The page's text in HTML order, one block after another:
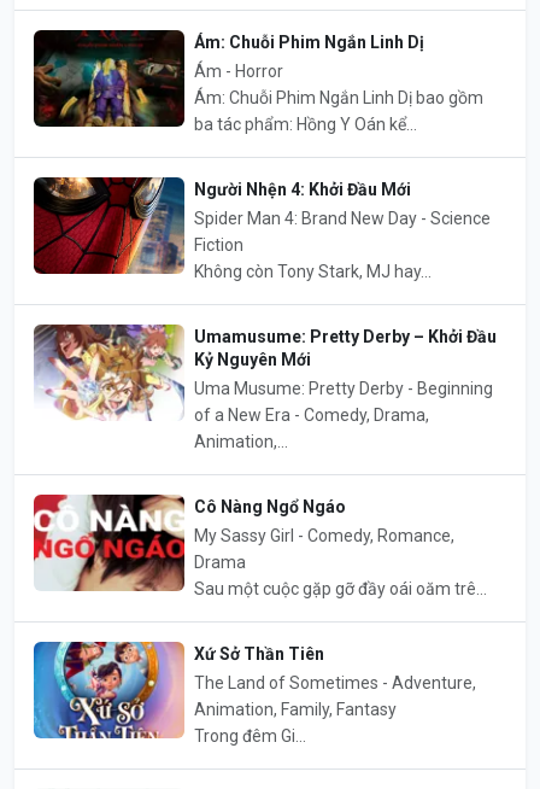
Ám: Chuỗi Phim Ngắn Linh Dị
Ám - Horror
Ám: Chuỗi Phim Ngắn Linh Dị bao gồm
ba tác phẩm: Hồng Y Oán kể...
Người Nhện 4: Khởi Đầu Mới
Spider Man 4: Brand New Day - Science
Fiction
Không còn Tony Stark, MJ hay...
Umamusume: Pretty Derby – Khởi Đầu
Kỷ Nguyên Mới
Uma Musume: Pretty Derby - Beginning
of a New Era - Comedy, Drama,
Animation,...
Cô Nàng Ngổ Ngáo
My Sassy Girl - Comedy, Romance,
Drama
Sau một cuộc gặp gỡ đầy oái oăm trê...
Xứ Sở Thần Tiên
The Land of Sometimes - Adventure,
Animation, Family, Fantasy
Trong đêm Gi...